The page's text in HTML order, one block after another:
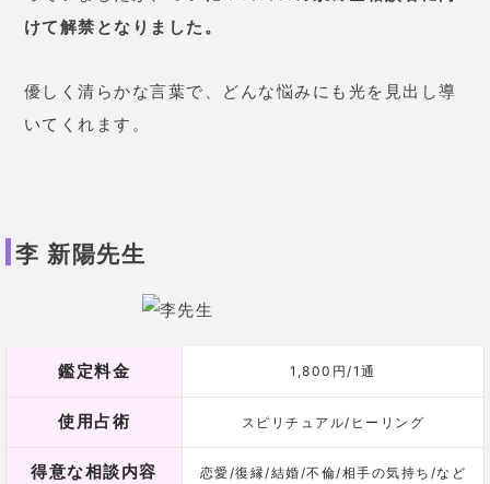
けて解禁となりました。
優しく清らかな言葉で、どんな悩みにも光を見出し導
いてくれます。
李 新陽先生
鑑定料金 1,800円/1通
使用占術 スピリチュアル/ヒーリング
得意な相談内容 恋愛/復縁/結婚/不倫/相手の気持ち/など